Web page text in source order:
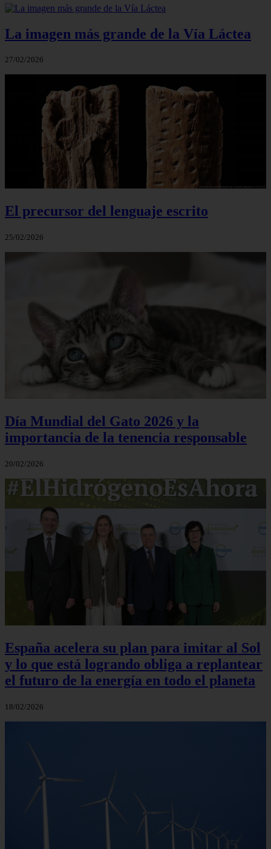
La imagen más grande de la Vía Láctea
27/02/2026
El precursor del lenguaje escrito
25/02/2026
Día Mundial del Gato 2026 y la
importancia de la tenencia responsable
20/02/2026
España acelera su plan para imitar al Sol
y lo que está logrando obliga a replantear
el futuro de la energía en todo el planeta
18/02/2026